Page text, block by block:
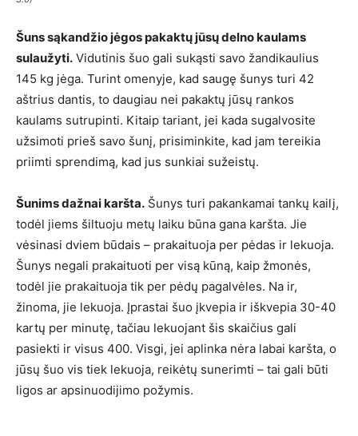
Šuns sąkandžio jėgos pakaktų jūsų delno kaulams
sulaužyti. Vidutinis šuo gali sukąsti savo žandikaulius
145 kg jėga. Turint omenyje, kad saugę šunys turi 42
aštrius dantis, to daugiau nei pakaktų jūsų rankos
kaulams sutrupinti. Kitaip tariant, jei kada sugalvosite
užsimoti prieš savo šunį, prisiminkite, kad jam tereikia
priimti sprendimą, kad jus sunkiai sužeistų.
Šunims dažnai karšta. Šunys turi pakankamai tankų kailį,
todėl jiems šiltuoju metų laiku būna gana karšta. Jie
vėsinasi dviem būdais – prakaituoja per pėdas ir lekuoja.
Šunys negali prakaituoti per visą kūną, kaip žmonės,
todėl jie prakaituoja tik per pėdų pagalvėles. Na ir,
žinoma, jie lekuoja. Įprastai šuo įkvepia ir iškvepia 30-40
kartų per minutę, tačiau lekuojant šis skaičius gali
pasiekti ir visus 400. Visgi, jei aplinka nėra labai karšta, o
jūsų šuo vis tiek lekuoja, reikėtų sunerimti – tai gali būti
ligos ar apsinuodijimo požymis.